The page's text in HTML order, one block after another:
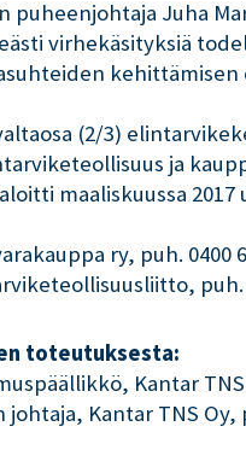
puheenjohtaja Juha
virhekäsityksiä
(2/3)
ja
maaliskuussa
ry, puh. 0400
puh.
toteutuksesta:
Kantar TNS
Kantar TNS Oy,